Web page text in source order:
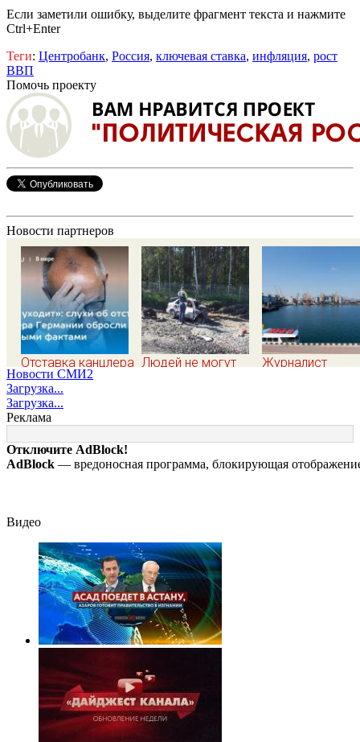
Если заметили ошибку, выделите фрагмент текста и нажмите
Ctrl+Enter
Теги: Центробанк, Россия, ключевая ставка, инфляция, рост
ВВП
Помочь проекту
Новости партнеров
Отставка канцлера
Германии Мерца:
последние новости
на 7 августа 2026 и
прогнозы
Людей не могут
страшном ДТП на
трассе 07/08/2026
– Новости
Журналист
катастрофа для
Украины
Новости СМИ2
Загрузка...
Загрузка...
Реклама
Отключите AdBlock!
AdBlock — вредоносная программа, блокирующая
Видео